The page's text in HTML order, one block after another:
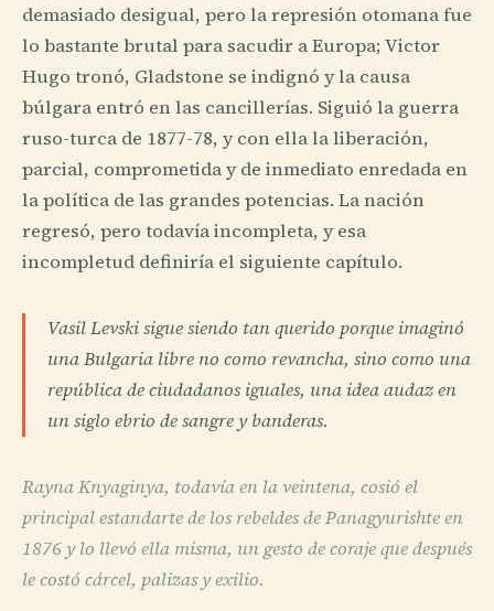
demasiado desigual, pero la represión otomana fue
lo bastante brutal para sacudir a Europa; Victor
Hugo tronó, Gladstone se indignó y la causa
búlgara entró en las cancillerías. Siguió la guerra
ruso-turca de 1877-78, y con ella la liberación,
parcial, comprometida y de inmediato enredada en
la política de las grandes potencias. La nación
regresó, pero todavía incompleta, y esa
incompletud definiría el siguiente capítulo.
Vasil Levski sigue siendo tan querido porque imaginó
una Bulgaria libre no como revancha, sino como una
república de ciudadanos iguales, una idea audaz en
un siglo ebrio de sangre y banderas.
Rayna Knyaginya, todavía en la veintena, cosió el
principal estandarte de los rebeldes de Panagyurishte en
1876 y lo llevó ella misma, un gesto de coraje que después
le costó cárcel, palizas y exilio.